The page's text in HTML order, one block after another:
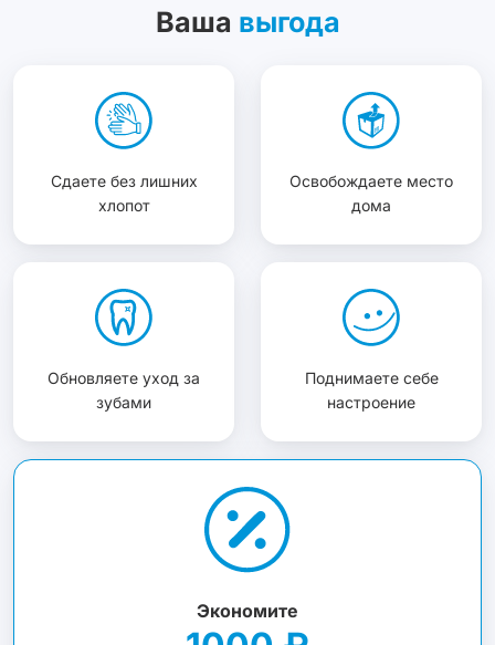
Ваша выгода
Сдаете без лишних
хлопот
Освобождаете место
дома
Обновляете уход за
зубами
Поднимаете себе
настроение
Экономите